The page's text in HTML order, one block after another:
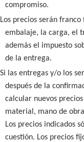
compromiso.
Los precios serán
embalaje, la carga, el
además el impuesto
de la entrega.
Si las entregas y/o los
después de la
calcular nuevos
material, mano de
Los precios indicados
cuestión. Los precios